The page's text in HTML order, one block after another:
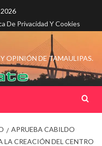
De Privacidad Y Cookies
OPINIÓN DE TAMAULIPAS.
APRUEBA CABILDO
LA CREACIÓN DEL CENTRO